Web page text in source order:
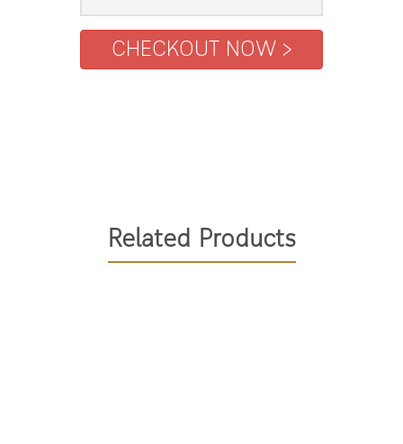
Related Products